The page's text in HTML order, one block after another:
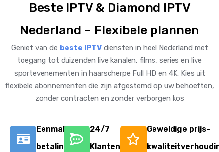
Beste IPTV & Diamond IPTV
Nederland – Flexibele plannen
Geniet van de beste IPTVdiensten in heel Nederland met
toegang tot duizenden live kanalen, films, series en live
sportevenementen in haarscherpe Full HD en 4K. Kies uit
flexibele abonnementen die zijn afgestemd op uw behoeften,
zonder contracten en zonder verborgen kos
Eenmalige
betaling
24/7
Klantenservice
Geweldige prijs-